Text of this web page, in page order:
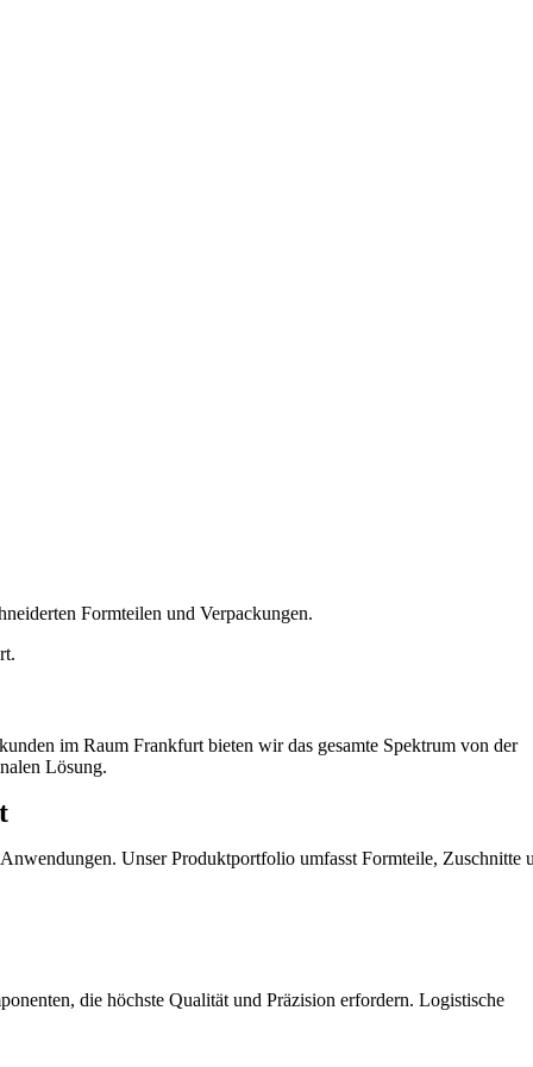
Formteilen und Verpackungen.
im Raum Frankfurt bieten wir das gesamte Spektrum von der
Lösung.
Unser Produktportfolio umfasst Formteile, Zuschnitte
die höchste Qualität und Präzision erfordern. Logistische